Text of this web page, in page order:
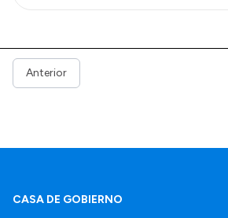
Anterior
CASA DE GOBIERNO